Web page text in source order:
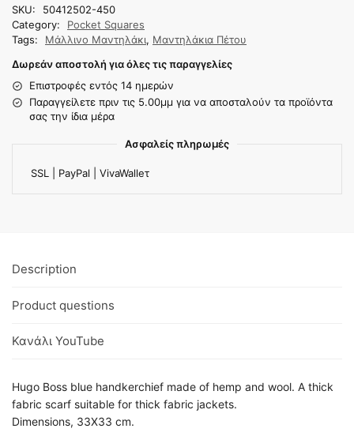
SKU:
50412502-450
Category:
Pocket Squares
Tags:
Μάλλινο Μαντηλάκι, Μαντηλάκια Πέτου
Δωρεάν αποστολή για όλες τις παραγγελίες
Επιστροφές εντός 14 ημερών
Παραγγείλετε πριν τις 5.00μμ για να αποσταλούν τα προϊόντα
σας την ίδια μέρα
Ασφαλείς πληρωμές
SSL | PayPal | VivaWalleτ
Description
Product questions
Κανάλι YouTube
Hugo Boss blue handkerchief made of hemp and wool. A thick
fabric scarf suitable for thick fabric jackets.
Dimensions, 33X33 cm.